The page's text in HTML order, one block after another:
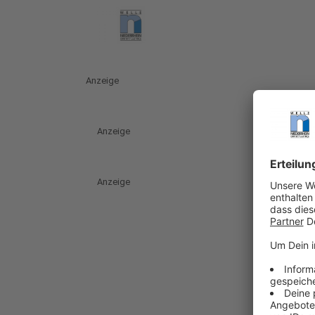
Anzeige
Anzeige
Anzeige